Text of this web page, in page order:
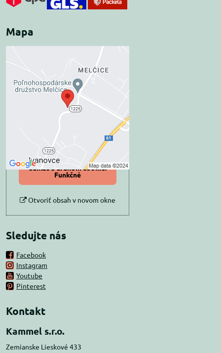
Mapa
Externý obsah je
blokovaný Voľbami
súkromia
Prajete si načítať externý obsah?
Povoliť tentokrát
Povoliť a zapamätať -
súhlas s druhom cookie:
Funkčné
Otvoriť obsah v novom okne
Sledujte nás
Facebook
Instagram
Youtube
Pinterest
Kontakt
Kammel s.r.o.
Zemianske Lieskové 433